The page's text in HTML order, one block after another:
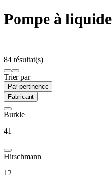
Pompe à liquide
84 résultat(s)
Trier par
Par pertinence
Fabricant
Burkle
41
Hirschmann
12